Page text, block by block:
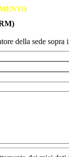
della sede sopra